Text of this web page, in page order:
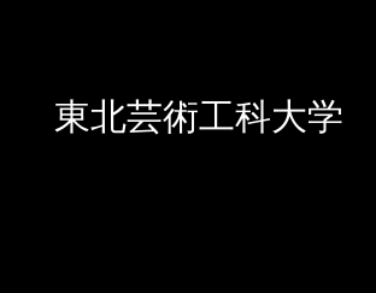
東北芸術工科大学